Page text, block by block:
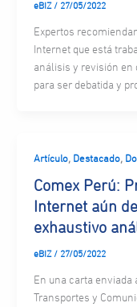
eBIZ / 27/05/2022
Expertos
Internet que está
análisis y revisión en
para ser debatida y
Artículo, Destacado,
Comex Perú:
Internet aún
exhaustivo
eBIZ / 27/05/2022
En una carta enviada
Transportes y